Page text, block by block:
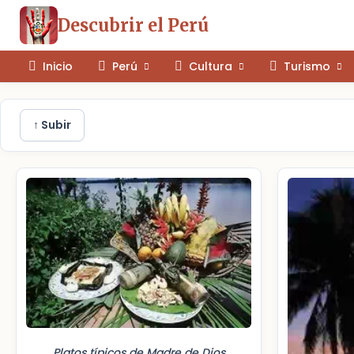
Descubrir el Perú
Inicio Perú Cultura Turismo
↑ Subir